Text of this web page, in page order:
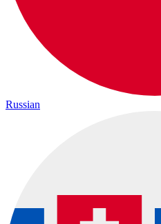
Russian